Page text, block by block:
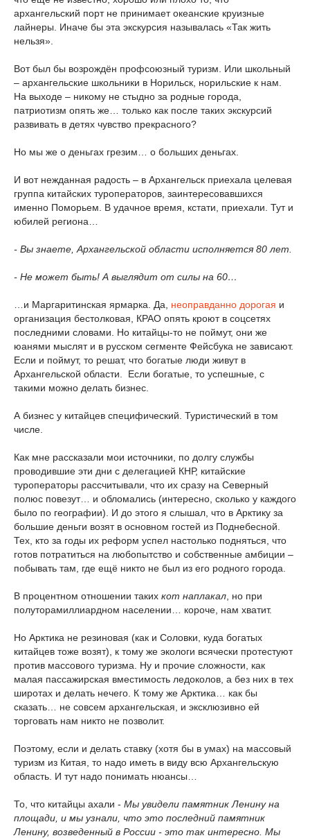
архангельский порт не принимает океанские круизные
лайнеры. Иначе бы эта экскурсия называлась «Так жить
нельзя».
Вот был бы возрождён профсоюзный туризм. Или школьный
– архангельские школьники в Норильск, норильские к нам.
На выходе – никому не стыдно за родные города,
патриотизм опять же… только как после таких экскурсий
развивать в детях чувство прекрасного?
Но мы же о деньгах грезим… о больших деньгах.
И вот нежданная радость – в Архангельск приехала целевая
группа китайских туроператоров, заинтересовавшихся
именно Поморьем. В удачное время, кстати, приехали. Тут и
юбилей региона…
- Вы знаете, Архангельской области исполняется 80 лет.
- Не может быть! А выглядит от силы на 60…
…и Маргаритинская ярмарка. Да, неоправданно дорогая и
организация бестолковая, КРАО опять кроют в соцсетях
последними словами. Но китайцы-то не поймут, они же
юанями мыслят и в русском сегменте Фейсбука не зависают.
Если и поймут, то решат, что богатые люди живут в
Архангельской области. Если богатые, то успешные, с
такими можно делать бизнес.
А бизнес у китайцев специфический. Туристический в том
числе.
Как мне рассказали мои источники, по долгу службы
проводившие эти дни с делегацией КНР, китайские
туроператоры рассчитывали, что их сразу на Северный
полюс повезут… и обломались (интересно, сколько у каждого
было по географии). И до этого я слышал, что в Арктику за
большие деньги возят в основном гостей из Поднебесной.
Тех, кто за годы их реформ успел настолько подняться, что
готов потратиться на любопытство и собственные амбиции –
побывать там, где ещё никто не был из его родного города.
В процентном отношении таких кот наплакал , но при
полуторамиллиардном населении… короче, нам хватит.
Но Арктика не резиновая (как и Соловки, куда богатых
китайцев тоже возят), к тому же экологи всячески протестуют
против массового туризма. Ну и прочие сложности, как
малая пассажирская вместимость ледоколов, а без них в тех
широтах и делать нечего. К тому же Арктика… как бы
сказать… не совсем архангельская, и эксклюзивно ей
торговать нам никто не позволит.
Поэтому, если и делать ставку (хотя бы в умах) на массовый
туризм из Китая, то надо иметь в виду всю Архангельскую
область. И тут надо понимать нюансы…
То, что китайцы ахали - Мы увидели памятник Ленину на
площади, и мы узнали, что это последний памятник
Ленину, возведенный в России - это так интересно. Мы